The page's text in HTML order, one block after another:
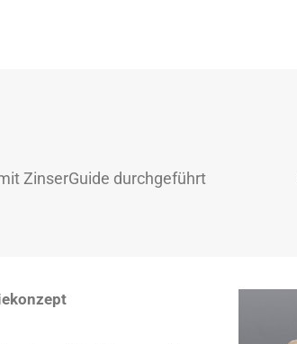
ZinserGuide durchgeführt